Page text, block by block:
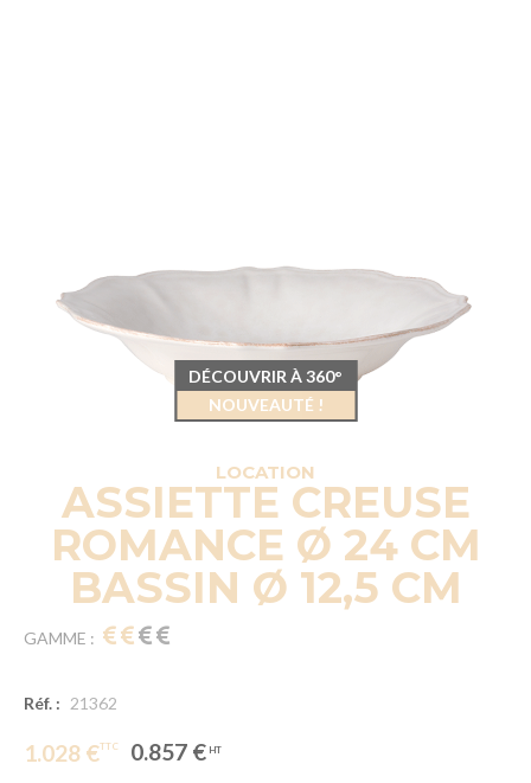
LOCATION
ASSIETTE CREUSE
ROMANCE Ø 24 CM
BASSIN Ø 12,5 CM
GAMME :
Réf. : 21362
1.028 € 0.857 €
DÉCOUVRIR À 360°
NOUVEAUTÉ !